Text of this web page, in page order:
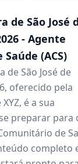
de São José
- Agente
(ACS)
de São José de
oferecido pela
é a sua
preparar para
de
completo